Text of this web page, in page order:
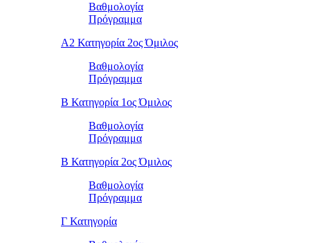
Βαθμολογία
Πρόγραμμα
Α2 Κατηγορία 2ος Όμιλος
Βαθμολογία
Πρόγραμμα
Β Κατηγορία 1ος Όμιλος
Βαθμολογία
Πρόγραμμα
Β Κατηγορία 2ος Όμιλος
Βαθμολογία
Πρόγραμμα
Γ Κατηγορία